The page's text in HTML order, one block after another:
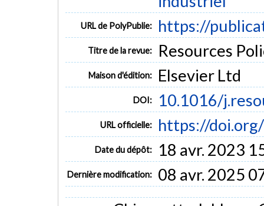
URL de PolyPublie: https://
Titre de la revue: Resources
Maison d'édition: Elsevier Ltd
DOI: 10.1016/
URL officielle: https://
Date du dépôt: 18 avr. 2023
Dernière modification: 08 avr. 2025